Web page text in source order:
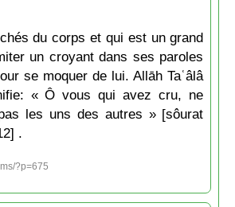
du corps et qui est un grand
un croyant dans ses paroles
se moquer de lui. Allāh Taʿâlâ
« Ô vous qui avez cru, ne
les uns des autres » [sôurat
.
?p=675